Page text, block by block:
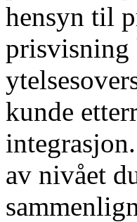
hensyn til
prisvisning
kunde
av nivået